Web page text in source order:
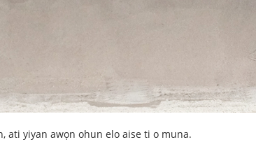
ati yiyan awọn ohun elo aise ti o muna.